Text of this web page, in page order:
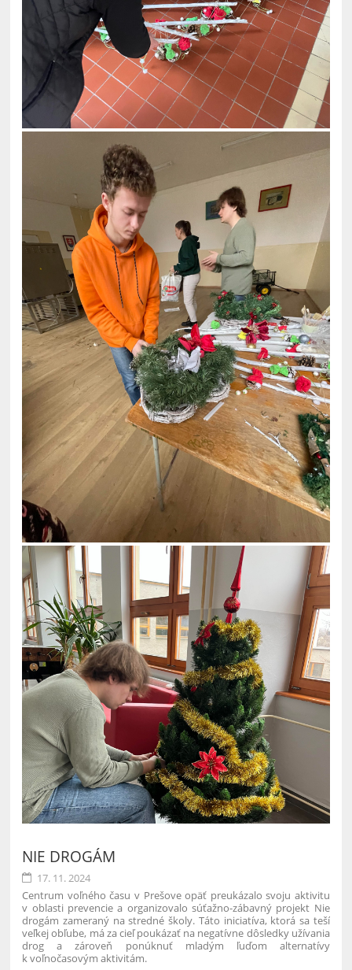
NIE DROGÁM
17. 11. 2024
Centrum voľného času v Prešove opäť preukázalo svoju aktivitu
v oblasti prevencie a organizovalo súťažno-zábavný projekt Nie
drogám zameraný na stredné školy. Táto iniciatíva, ktorá sa teší
veľkej obľube, má za cieľ poukázať na negatívne dôsledky užívania
drog a zároveň ponúknuť mladým ľuďom alternatívy
k voľnočasovým aktivitám.